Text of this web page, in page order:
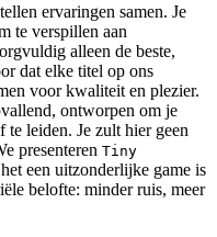
ervaringen samen. Je
te verspillen aan
alleen de beste,
dat elke titel op ons
voor kwaliteit en plezier.
ontworpen om je
te leiden. Je zult hier geen
presenteren Tiny
een uitzonderlijke game is
belofte: minder ruis, meer